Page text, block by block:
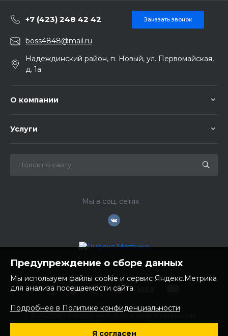
+7 (423) 248 42 42 Заказать звонок
boss4848@mail.ru
Надеждинский район, п. Новый, ул. Первомайская,
д. 1а
О компании
Услуги
Мы в соц. сетях
ИНН: 252100758085
Предупреждение о сборе данных
Мы используем файлы cookie и сервис Яндекс.Метрика
для анализа посещаемости сайта.
Подробнее в Политике конфиденциальности
Я согласен